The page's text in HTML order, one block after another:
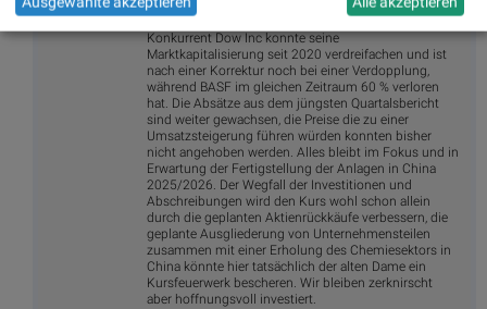
% erhöht. Passend zu seinem Wechsel von Neutral
Konkurrent Dow Inc konnte seine
Marktkapitalisierung seit 2020 verdreifachen und ist
nach einer Korrektur noch bei einer Verdopplung,
während BASF im gleichen Zeitraum 60 % verloren
hat. Die Absätze aus dem jüngsten Quartalsbericht
sind weiter gewachsen, die Preise die zu einer
Umsatzsteigerung führen würden konnten bisher
nicht angehoben werden. Alles bleibt im Fokus und in
Erwartung der Fertigstellung der Anlagen in China
2025/2026. Der Wegfall der Investitionen und
Abschreibungen wird den Kurs wohl schon allein
durch die geplanten Aktienrückkäufe verbessern, die
geplante Ausgliederung von Unternehmensteilen
zusammen mit einer Erholung des Chemiesektors in
China könnte hier tatsächlich der alten Dame ein
Kursfeuerwerk bescheren. Wir bleiben zerknirscht
aber hoffnungsvoll investiert.